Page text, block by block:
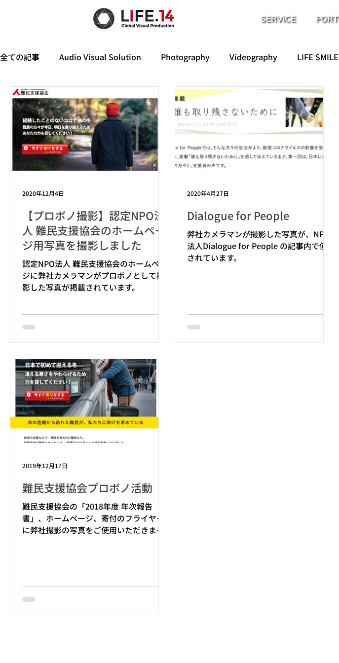
SERVICE
全ての記事 Audio Visual Solution Photography Videography LIFE SMILE
【プロボノ撮影】認定NPO法
人 難民支援協会のホームペー
ジ用写真を撮影しました
認定NPO法人 難民支援協会のホームペー
ジに弊社カメラマンがプロボノとして撮
影した写真が掲載されています。
2020年12月4日
Dialogue for People
弊社カメラマンが撮影した写真が、NPO
法人Dialogue for People の記事内で使用
されています。
2020年4月27日
難民支援協会プロボノ活動
難民支援協会の「2018年度 年次報告
書」、ホームページ、寄付のフライヤー
に弊社撮影の写真をご使用いただきまし
2019年12月17日